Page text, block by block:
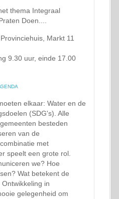
thema Integraal
Doen....
Markt 11
9.30 uur, einde 17.00
elkaar: Water en de
(SDG's). Alle
besteden
van de
met
speelt een grote rol.
we? Hoe
Wat betekent de
in
gelegenheid om